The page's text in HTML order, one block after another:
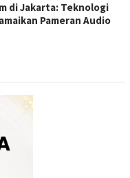
di Jakarta: Teknologi
Pameran Audio